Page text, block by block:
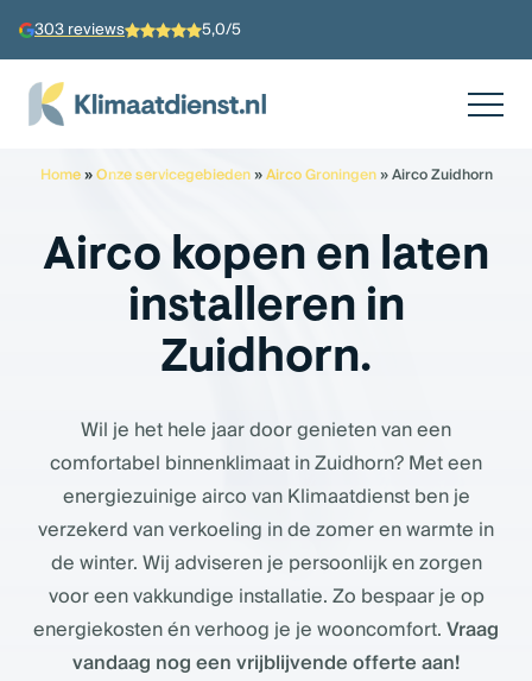
303 reviews 5,0/5
Home»Onze servicegebieden»Airco Groningen»Airco Zuidhorn
Airco kopen en laten
installeren in
Zuidhorn.
Wil je het hele jaar door genieten van een
comfortabel binnenklimaat in Zuidhorn? Met een
energiezuinige airco van Klimaatdienst ben je
verzekerd van verkoeling in de zomer en warmte in
de winter. Wij adviseren je persoonlijk en zorgen
voor een vakkundige installatie. Zo bespaar je op
energiekosten én verhoog je je wooncomfort.Vraag
vandaag nog een vrijblijvende offerte aan!